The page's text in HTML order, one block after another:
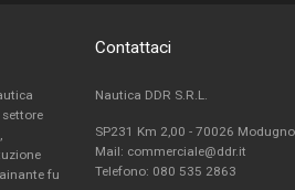
settore
fu
Contattaci
Nautica DDR S.R.L.
SP231 Km 2,00 - 70026
Mail: commerciale@ddr.it
Telefono: 080 535 2863